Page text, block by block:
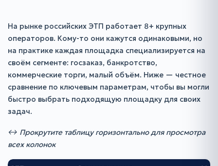
На рынке российских ЭТП работает 8+ крупных
операторов. Кому-то они кажутся одинаковыми, но
на практике каждая площадка специализируется на
своём сегменте: госзаказ, банкротство,
коммерческие торги, малый объём. Ниже — честное
сравнение по ключевым параметрам, чтобы вы могли
быстро выбрать подходящую площадку для своих
задач.
↔ Прокрутите таблицу горизонтально для просмотра
всех колонок